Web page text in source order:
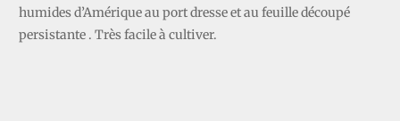
humides d’Amérique au port dresse et au feuille découpé
persistante . Très facile à cultiver.